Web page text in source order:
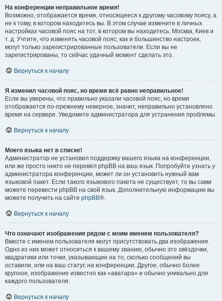
На конференции неправильное время!
Возможно, отображается время, относящееся к другому часовому поясу, а
не к тому, в котором находитесь вы. В этом случае измените в личных
настройках часовой пояс на тот, в котором вы находитесь: Москва, Киев и
т. д. Учтите, что изменять часовой пояс, как и большинство настроек,
могут только зарегистрированные пользователи. Если вы не
зарегистрированы, то сейчас удачный момент сделать это.
Вернуться к началу
Я изменил часовой пояс, но время всё равно неправильное!
Если вы уверены, что правильно указали часовой пояс, но время
отображается по-прежнему неверное, значит, неправильно установлено
время на сервере. Уведомите администратора для устранения проблемы.
Вернуться к началу
Моего языка нет в списке!
Администратор не установил поддержку вашего языка на конференции,
или же просто никто не перевёл phpBB на ваш язык. Попробуйте узнать у
администратора конференции, может ли он установить нужный вам
языковой пакет. Если такого языкового пакета не существует, то вы сами
можете перевести phpBB на свой язык. Дополнительную информацию вы
можете получить на сайте phpBB®.
Вернуться к началу
Что означают изображения рядом с моим именем пользователя?
Вместе с именем пользователя могут присутствовать два изображения.
Одно из них может относиться к вашему званию, обычно это звёздочки,
квадратики или точки, указывающие на то, сколько сообщений вы
оставили, или на ваш статус на конференции. Другое, обычно более
крупное, изображение известно как «аватара» и обычно уникально для
каждого пользователя.
Вернуться к началу